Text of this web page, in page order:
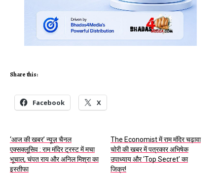
Share this:
Facebook X
‘आज की खबर’ न्यूज़ चैनल
एक्सक्लूसिव : राम मंदिर ट्रस्ट में मचा
भूचाल, चंपत राय और अनिल मिश्रा का
इस्तीफा
The Economist में राम मंदिर चढ़ावा
चोरी की खबर में पत्रकार अभिषेक
उपाध्याय और ‘Top Secret’ का
जिक्र!